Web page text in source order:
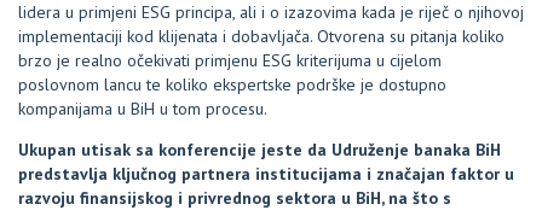
lidera u primjeni ESG principa, ali i o izazovima kada je riječ o njihovoj
implementaciji kod klijenata i dobavljača. Otvorena su pitanja koliko
brzo je realno očekivati primjenu ESG kriterijuma u cijelom
poslovnom lancu te koliko ekspertske podrške je dostupno
kompanijama u BiH u tom procesu.
Ukupan utisak sa konferencije jeste da Udruženje banaka BiH
predstavlja ključnog partnera institucijama i značajan faktor u
razvoju finansijskog i privrednog sektora u BiH, na što s